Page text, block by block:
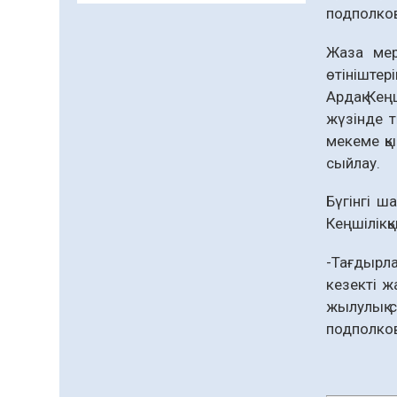
Жаза
Ардақ
жүзінде
мекеме
сыйлау.
Бүгінгі
-
кезекті
жылулық